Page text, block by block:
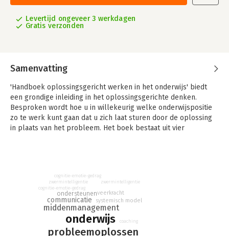
Levertijd ongeveer 3 werkdagen
Gratis verzonden
Samenvatting
'Handboek oplossingsgericht werken in het onderwijs' biedt
een grondige inleiding in het oplossingsgerichte denken.
Besproken wordt hoe u in willekeurig welke onderwijspositie
zo te werk kunt gaan dat u zich laat sturen door de oplossing
in plaats van het probleem. Het boek bestaat uit vier
en assisteren.
Geen nieuw jargon of compleet andere benadering; wel een
expertsysteem op basis van een zeer uitgebreide verzameling
gevalsbeschrijvingen, waaruit iedere onderwijskracht naar
hartelust zal kunnen putten. De auteurs spreken de wens uit
onderwijs
probleemoplossen
middenmanagement
communicatie
ondersteunen
systemisch model
veerkracht
coaching
cognitie-emotie-gedrag
zwermintelligentie
cognitie-emotie-gedrag
zwermintelligentie